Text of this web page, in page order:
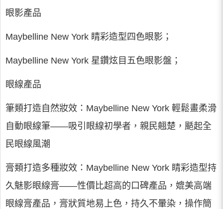
眼影產品
Maybelline New York 睛彩造型四色眼影；
Maybelline New York 星鑽炫目五色眼影盤；
眼線產品
筆類打造自然妝效：Maybelline New York 輕鬆畫柔滑
自動眼線筆——吸引眼線初學者，親民翹楚，颳起全
民眼線風潮
膏類打造多種妝效：Maybelline New York 睛彩造型持
久魅影眼線膏——性價比超高的口碑產品，媲美高端
眼線膏產品，膏狀質地易上色，持久不暈染，操作簡